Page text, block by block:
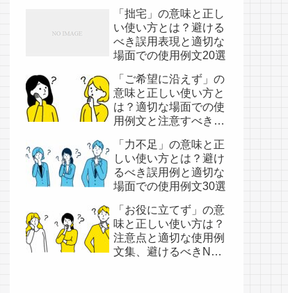
「拙宅」の意味と正し
い使い方とは？避ける
べき誤用表現と適切な
場面での使用例文20選
「ご希望に沿えず」の
意味と正しい使い方と
は？適切な場面での使
用例文と注意すべき
「力不足」の意味と正
しい使い方とは？避け
るべき誤用例と適切な
場面での使用例文30選
「お役に立てず」の意
味と正しい使い方は？
注意点と適切な使用例
文集、避けるべきNG